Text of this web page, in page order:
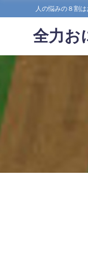
人の悩みの８割
全力お